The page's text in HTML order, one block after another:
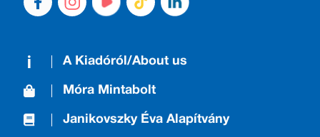
A Kiadóról/About us
Móra Mintabolt
Janikovszky Éva Alapítvány